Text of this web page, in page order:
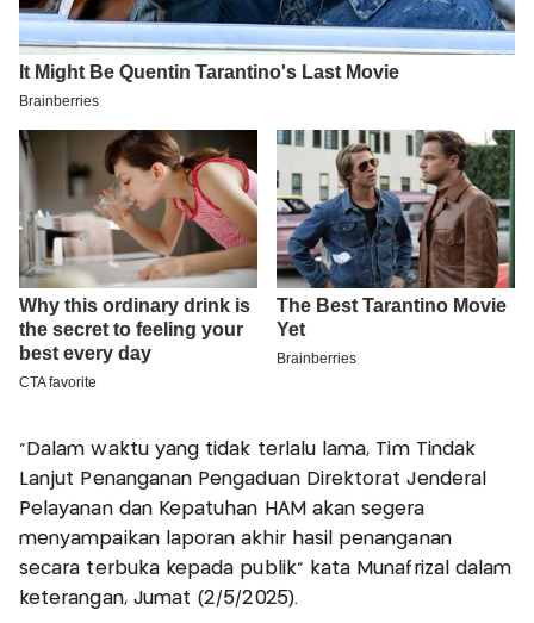
"Dalam waktu yang tidak terlalu lama, Tim Tindak
Lanjut Penanganan Pengaduan Direktorat Jenderal
Pelayanan dan Kepatuhan HAM akan segera
menyampaikan laporan akhir hasil penanganan
secara terbuka kepada publik" kata Munafrizal dalam
keterangan, Jumat (2/5/2025).